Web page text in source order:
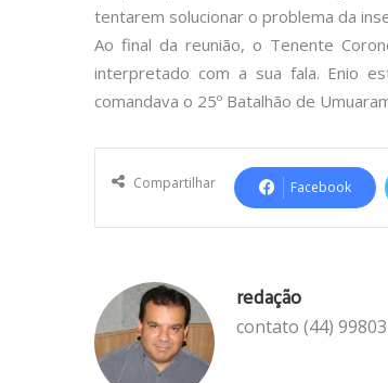
tentarem solucionar o problema da
Ao final da reunião, o Tenente
interpretado com a sua fala. Enio
comandava o 25º Batalhão de
Compartilhar Facebook
redação
contato (44)